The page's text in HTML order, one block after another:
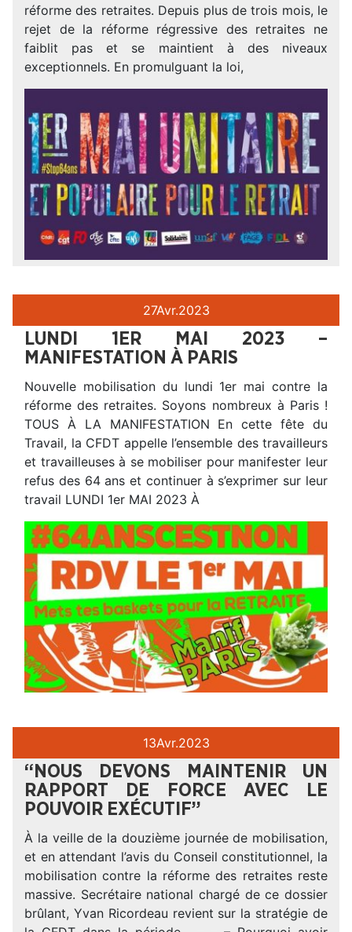
réforme des retraites. Depuis plus de trois mois, le
rejet de la réforme régressive des retraites ne
faiblit pas et se maintient à des niveaux
exceptionnels. En promulguant la loi,
27Avr.2023
LUNDI 1ER MAI 2023 –
MANIFESTATION À PARIS
Nouvelle mobilisation du lundi 1er mai contre la
réforme des retraites. Soyons nombreux à Paris !
TOUS À LA MANIFESTATION En cette fête du
Travail, la CFDT appelle l’ensemble des travailleurs
et travailleuses à se mobiliser pour manifester leur
refus des 64 ans et continuer à s’exprimer sur leur
travail LUNDI 1er MAI 2023 À
13Avr.2023
“NOUS DEVONS MAINTENIR UN
RAPPORT DE FORCE AVEC LE
POUVOIR EXÉCUTIF”
À la veille de la douzième journée de mobilisation,
et en attendant l’avis du Conseil constitutionnel, la
mobilisation contre la réforme des retraites reste
massive. Secrétaire national chargé de ce dossier
brûlant, Yvan Ricordeau revient sur la stratégie de